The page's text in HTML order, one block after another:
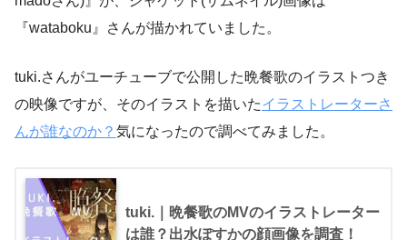
『wataboku』さんが描かれていました。
tuki.さんがユーチューブで公開した晩餐歌のイラストつき
の映像ですが、そのイラストを描いたイラストレーターさ
んが誰なのか？ 気になったので調べてみました。
tuki.｜晩餐歌のMVのイラストレーター
は誰？出水ぽすかの顔画像を調査！